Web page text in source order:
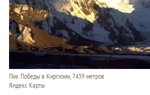
Пик Победы в Киргизии, 7439 метров
Яндекс Карты